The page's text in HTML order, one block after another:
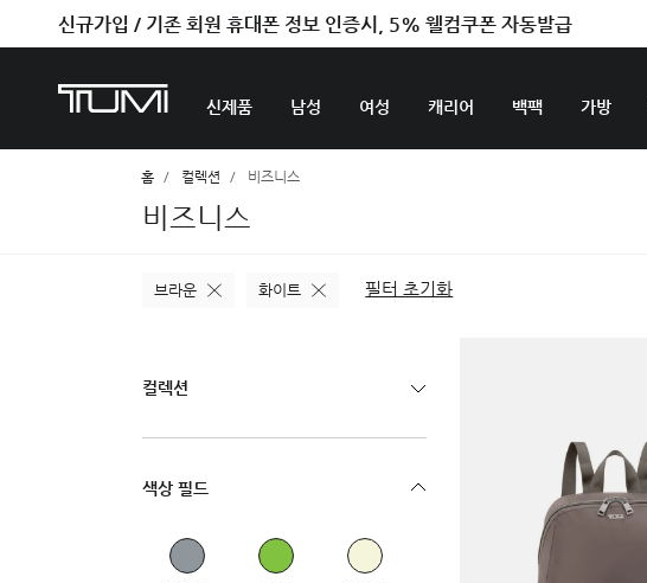
신규가입 / 기존 회원 휴대폰 정보 인증시, 5% 웰컴쿠폰 자동발급
벤트라 컬렉션을 온라인에서만 단독으로 만나보세요.
신제품 남성 여성 캐리어 백팩 가방
홈 컬렉션 비즈니스
비즈니스
필터 초기화
브라운 화이트
컬렉션
색상 필드